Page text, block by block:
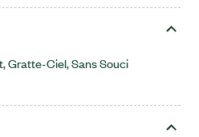
Gratte-Ciel, Sans Souci